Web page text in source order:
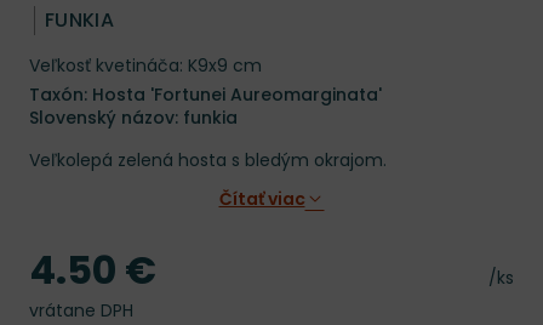
FUNKIA
Veľkosť kvetináča: K9x9 cm
Taxón: Hosta 'Fortunei Aureomarginata'
Slovenský názov: funkia
Veľkolepá zelená hosta s bledým okrajom.
Čítať viac
Cena
/ks
Cena
4.50 €
vrátane DPH